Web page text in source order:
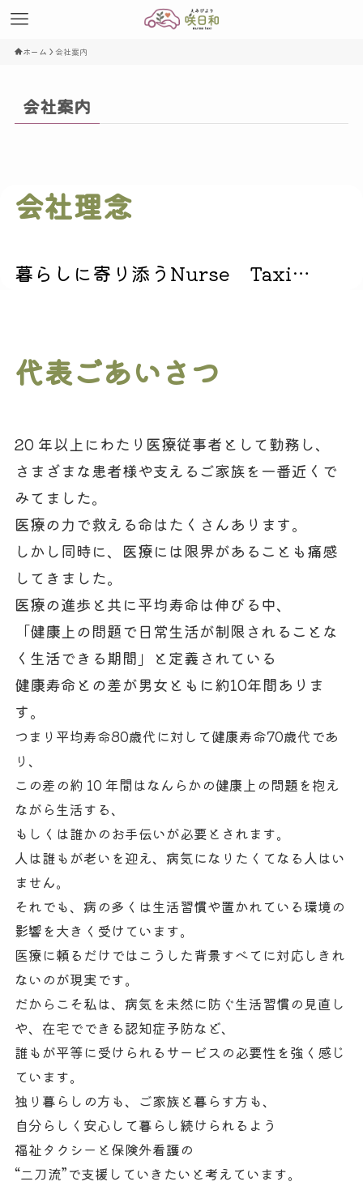
ホーム 会社案内
会社案内
会社理念
暮らしに寄り添うNurse Taxi…
代表ごあいさつ
20 年以上にわたり医療従事者として勤務し、
さまざまな患者様や支えるご家族を一番近くで
みてました。
医療の力で救える命はたくさんあります。
しかし同時に、医療には限界があることも痛感
してきました。
医療の進歩と共に平均寿命は伸びる中、
「健康上の問題で日常生活が制限されることな
く生活できる期間」と定義されている
健康寿命との差が男女ともに約10年間ありま
す。
つまり平均寿命80歳代に対して健康寿命70歳代であ
り、
この差の約 10 年間はなんらかの健康上の問題を抱え
ながら生活する、
もしくは誰かのお手伝いが必要とされます。
人は誰もが老いを迎え、病気になりたくてなる人はい
ません。
それでも、病の多くは生活習慣や置かれている環境の
影響を大きく受けています。
医療に頼るだけではこうした背景すべてに対応しきれ
ないのが現実です。
だからこそ私は、病気を未然に防ぐ生活習慣の見直し
や、在宅でできる認知症予防など、
誰もが平等に受けられるサービスの必要性を強く感じ
ています。
独り暮らしの方も、ご家族と暮らす方も、
自分らしく安心して暮らし続けられるよう
福祉タクシーと保険外看護の
“二刀流”で支援していきたいと考えています。